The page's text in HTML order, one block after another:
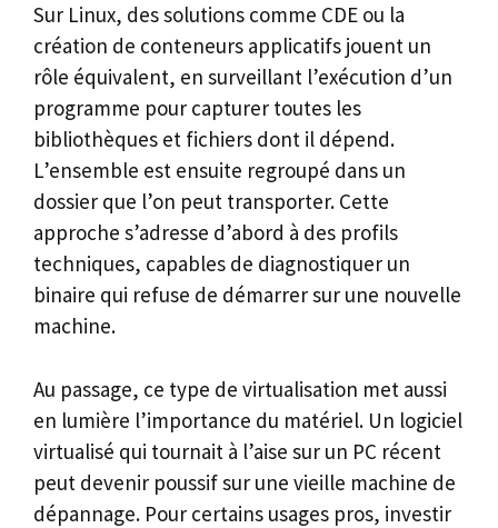
Sur Linux, des solutions comme CDE ou la
création de conteneurs applicatifs jouent un
rôle équivalent, en surveillant l’exécution d’un
programme pour capturer toutes les
bibliothèques et fichiers dont il dépend.
L’ensemble est ensuite regroupé dans un
dossier que l’on peut transporter. Cette
approche s’adresse d’abord à des profils
techniques, capables de diagnostiquer un
binaire qui refuse de démarrer sur une nouvelle
machine.
Au passage, ce type de virtualisation met aussi
en lumière l’importance du matériel. Un logiciel
virtualisé qui tournait à l’aise sur un PC récent
peut devenir poussif sur une vieille machine de
dépannage. Pour certains usages pros, investir